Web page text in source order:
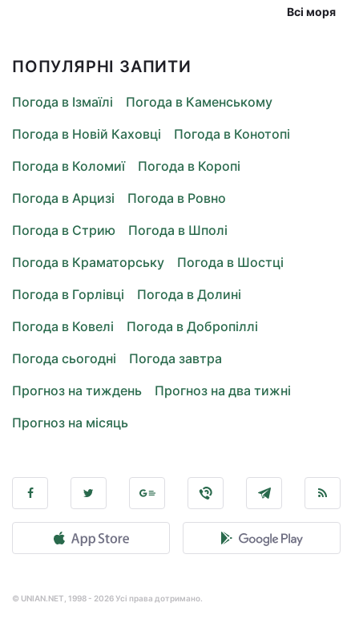
Всі моря
ПОПУЛЯРНІ ЗАПИТИ
Погода в Ізмаїлі
Погода в Каменському
Погода в Новій Каховці
Погода в Конотопі
Погода в Коломиї
Погода в Коропі
Погода в Арцизі
Погода в Ровно
Погода в Стрию
Погода в Шполі
Погода в Краматорську
Погода в Шостці
Погода в Горлівці
Погода в Долині
Погода в Ковелі
Погода в Добропіллі
Погода сьогодні
Погода завтра
Прогноз на тиждень
Прогноз на два тижні
Прогноз на місяць
© UNIAN.NET, 1998 - 2026 Усі права дотримано.